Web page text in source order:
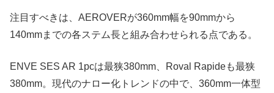
注目すべきは、AEROVERが360mm幅を90mmから
140mmまでの各ステム長と組み合わせられる点である。
ENVE SES AR 1pcは最狭380mm、Roval Rapideも最狭
380mm。現代のナロー化トレンドの中で、360mm一体型